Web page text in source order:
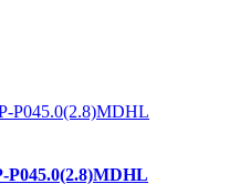
P045.0(2.8)MDHL